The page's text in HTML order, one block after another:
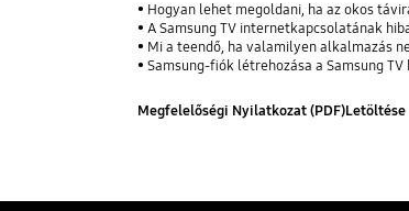
Hogyan lehet megoldani, ha az okos
A Samsung TV internetkapcsolatának
Mi a teendő, ha valamilyen alkalmazás
Samsung-fiók létrehozása a Samsung
Megfelelőségi Nyilatkozat (PDF)Letöltése